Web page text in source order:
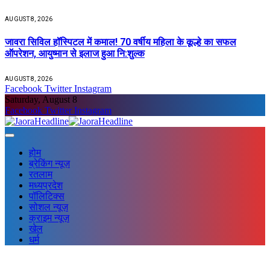
AUGUST 8, 2026
जावरा सिविल हॉस्पिटल में कमाल! 70 वर्षीय महिला के कूल्हे का सफल
ऑपरेशन, आयुष्मान से इलाज हुआ नि:शुल्क
AUGUST 8, 2026
Facebook Twitter Instagram
Saturday, August 8
Facebook Twitter Instagram
होम
ब्रेकिंग न्यूज़
रतलाम
मध्यप्रदेश
पॉलिटिक्स
सोशल न्यूज़
क्राइम न्यूज़
खेल
धर्म